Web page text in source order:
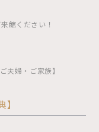
館ください！
夫婦・ご家族】